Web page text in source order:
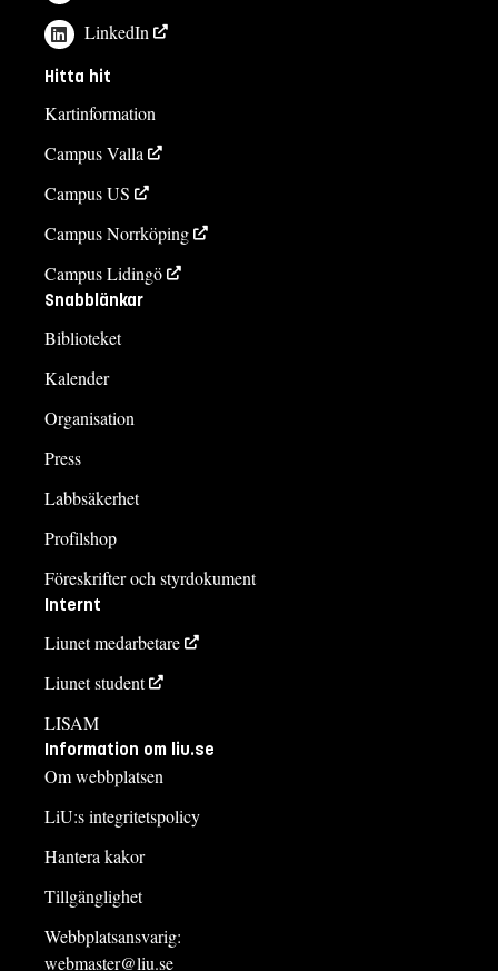
LinkedIn
Hitta hit
Kartinformation
Campus Valla
Campus US
Campus Norrköping
Campus Lidingö
Snabblänkar
Biblioteket
Kalender
Organisation
Press
Labbsäkerhet
Profilshop
Föreskrifter och styrdokument
Internt
Liunet medarbetare
Liunet student
LISAM
Information om liu.se
Om webbplatsen
LiU:s integritetspolicy
Hantera kakor
Tillgänglighet
Webbplatsansvarig:
webmaster@liu.se